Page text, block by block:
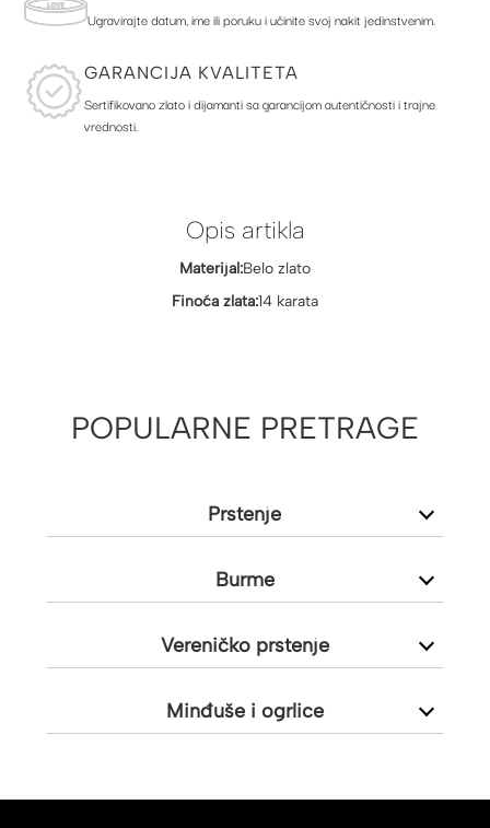
Ugravirajte datum, ime ili poruku i učinite svoj nakit jedinstvenim.
GARANCIJA KVALITETA
Sertifikovano zlato i dijamanti sa garancijom autentičnosti i trajne
vrednosti.
Opis artikla
Materijal:Belo zlato
Finoća zlata:14 karata
POPULARNE PRETRAGE
Prstenje
Burme
Vereničko prstenje
Minđuše i ogrlice